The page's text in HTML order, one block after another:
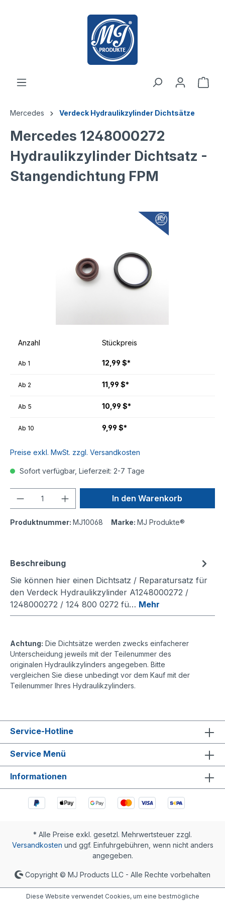
Mercedes Verdeck Hydraulikzylinder Dichtsätze
Mercedes 1248000272
Hydraulikzylinder Dichtsatz -
Stangendichtung FPM
Anzahl Stückpreis
Ab 1 12,99 $*
Ab 2 11,99 $*
Ab 5 10,99 $*
Ab 10 9,99 $*
Preise exkl. MwSt. zzgl. Versandkosten
Sofort verfügbar, Lieferzeit: 2-7 Tage
In den Warenkorb
Produktnummer: MJ10068 Marke: MJ Produkte®
Beschreibung
Sie können hier einen Dichtsatz / Reparatursatz für
den Verdeck Hydraulikzylinder A1248000272 /
1248000272 / 124 800 0272 fü… Mehr
Achtung: Die Dichtsätze werden zwecks einfacherer
Unterscheidung jeweils mit der Teilenummer des
originalen Hydraulikzylinders angegeben. Bitte
vergleichen Sie diese unbedingt vor dem Kauf mit der
Teilenummer Ihres Hydraulikzylinders.
Service-Hotline
Service Menü
Informationen
* Alle Preise exkl. gesetzl. Mehrwertsteuer zzgl.
Versandkosten und ggf. Einfuhrgebühren, wenn nicht anders
angegeben.
Copyright © MJ Products LLC - Alle Rechte vorbehalten
Diese Website verwendet Cookies, um eine bestmögliche